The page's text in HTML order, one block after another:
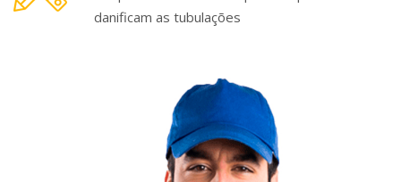
danificam as tubulações